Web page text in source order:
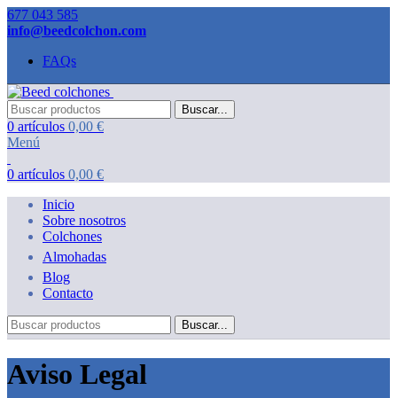
677 043 585
info@beedcolchon.com
FAQs
Buscar...
0 artículos 0,00 €
Menú
0 artículos 0,00 €
Inicio
Sobre nosotros
Colchones
Almohadas
Blog
Contacto
Buscar...
Aviso Legal